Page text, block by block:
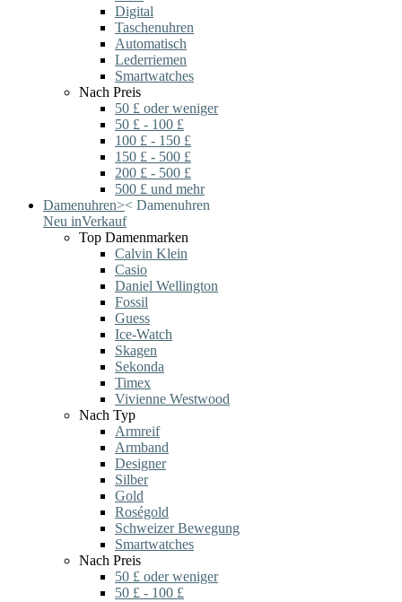
Digital
Taschenuhren
Automatisch
Lederriemen
Smartwatches
Nach Preis
50 £ oder weniger
50 £ - 100 £
100 £ - 150 £
150 £ - 500 £
200 £ - 500 £
500 £ und mehr
Damenuhren>< Damenuhren
Neu inVerkauf
Top Damenmarken
Calvin Klein
Casio
Daniel Wellington
Fossil
Guess
Ice-Watch
Skagen
Sekonda
Timex
Vivienne Westwood
Nach Typ
Armreif
Armband
Designer
Silber
Gold
Roségold
Schweizer Bewegung
Smartwatches
Nach Preis
50 £ oder weniger
50 £ - 100 £